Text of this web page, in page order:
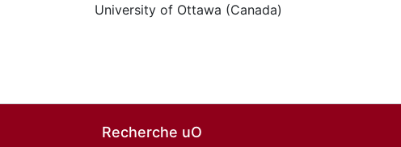
University of Ottawa (Canada)
Recherche uO